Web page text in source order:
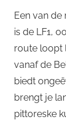
Een van
is de LF1,
route loopt
vanaf de
biedt
brengt je
pittoreske